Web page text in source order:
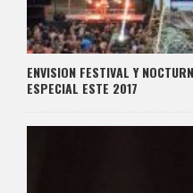
ENVISION FESTIVAL Y
ESPECIAL ESTE 2017